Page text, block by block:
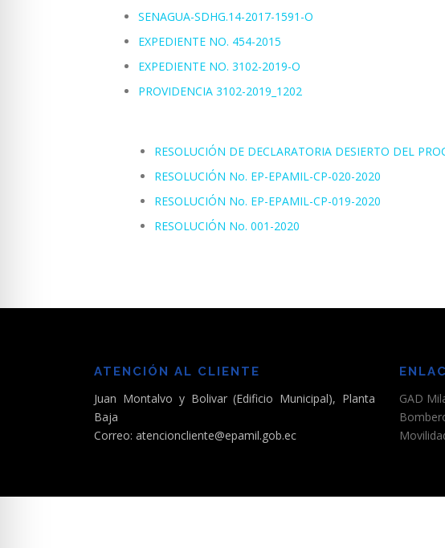
SENAGUA-SDHG.14-2017-1591-O
EXPEDIENTE NO. 454-2015
EXPEDIENTE NO. 3102-2019-O
PROVIDENCIA 3102-2019_1202
RESOLUCIÓN DE DECLARATORIA DESIERTO DEL
RESOLUCIÓN No. EP-EPAMIL-CP-020-2020
RESOLUCIÓN No. EP-EPAMIL-CP-019-2020
RESOLUCIÓN No. 001-2020
ATENCIÓN AL CLIENTE
Juan Montalvo y Bolivar (Edificio Municipal), Planta
Baja
Correo: atencioncliente@epamil.gob.ec
GAD